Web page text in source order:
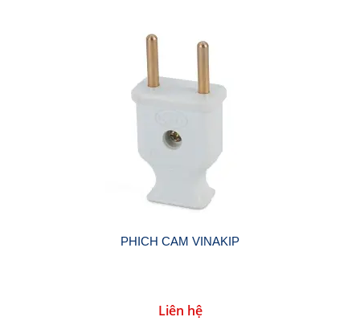
PHICH CAM VINAKIP
Liên hệ